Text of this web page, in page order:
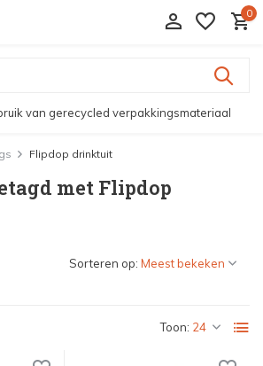
0
van gerecycled verpakkingsmateriaal
Flipdop drinktuit
met Flipdop
Toon:
Sorteren op: